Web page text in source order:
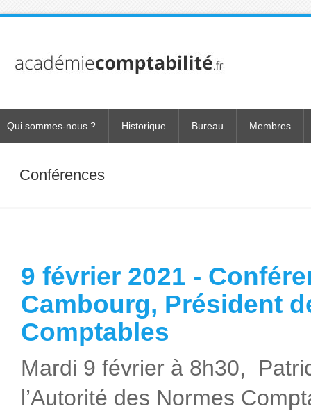
Qui sommes-nous ? Historique Bureau Membres
Conférences
9 février 2021 -
Cambourg, Président
Comptables
Mardi 9 février à 8h30,
l’Autorité des Normes